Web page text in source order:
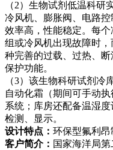
（2）生物试剂低温科研
冷风机、膨胀阀、电路
效率高，性能稳定。每
组或冷风机出现故障时
种完善的过载、过热、
保护功能。
（3）该生物科研试剂
自动化霜（期间可手动
系统；库房还配备温湿
检测、显示。
设计特点： 环保型氟利
客户简介： 国家海洋局